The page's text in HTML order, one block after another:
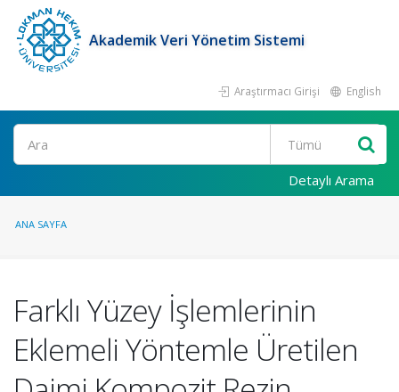
Akademik Veri Yönetim Sistemi
Araştırmacı Girişi English
Ara
Detaylı Arama
ANA SAYFA
Farklı Yüzey İşlemlerinin
Eklemeli Yöntemle Üretilen